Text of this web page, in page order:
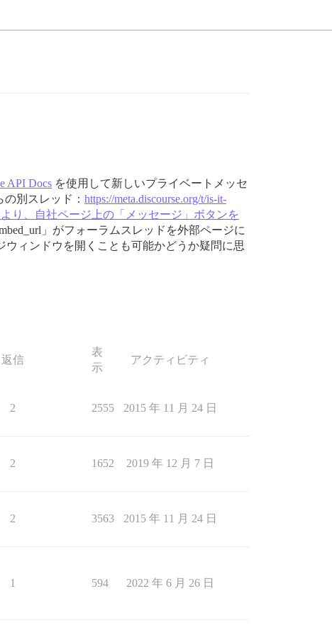
API Docs を使用して新しいプライベートメッセ
別スレッド： https://meta.discourse.org/t/is-it-
より、自社ページ上の「メッセージ」ボタンを
」がフォーラムスレッドを外部ページに
ィンドウを開くことも可能かどうか疑問に思
返信
表
示
アクティビティ
2 2555 2015 年 11 月 24 日
2 1652 2019 年 12 月 7 日
2 3563 2015 年 11 月 24 日
1 594 2022 年 6 月 26 日